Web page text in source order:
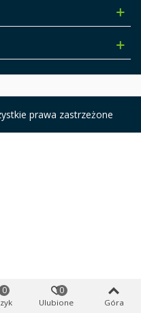
prawa zastrzeżone
0
Ulubione
0
Góra